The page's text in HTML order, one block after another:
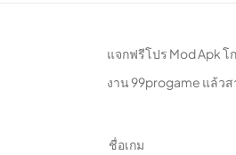
แจกฟรีโปร Mod Apk โ
งาน 99progame แล้ว
ชื่อเกม